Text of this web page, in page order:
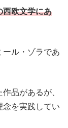
西欧文学にあ
ール・ゾラであ
品があるが、
念を実践してい